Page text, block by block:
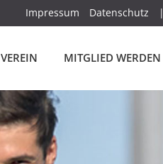
Impressum Datenschutz |
VEREIN MITGLIED WERDEN